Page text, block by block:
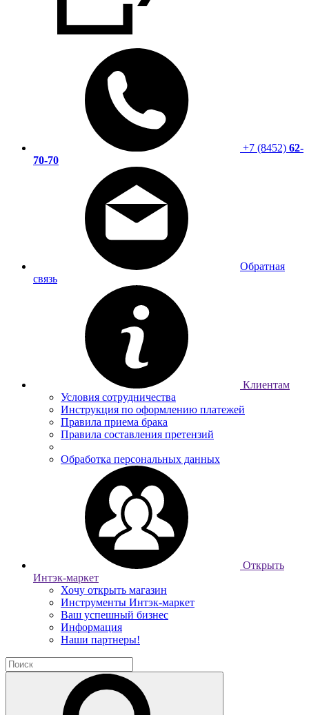
+7 (8452) 62-
70-70
Обратная
связь
Клиентам
Условия сотрудничества
Инструкция по оформлению платежей
Правила приема брака
Правила составления претензий
Обработка персональных данных
Открыть
Интэк-маркет
Хочу открыть магазин
Инструменты Интэк-маркет
Ваш успешный бизнес
Информация
Наши партнеры!